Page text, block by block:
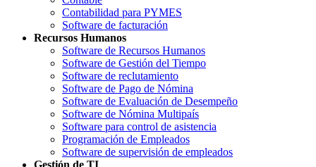
Contabilidad para PYMES
Software de facturación
Recursos Humanos
Software de Recursos Humanos
Software de Gestión del Tiempo
Software de reclutamiento
Software de Pago de Nómina
Software de Evaluación de Desempeño
Software de Nómina Multipaís
Software para control de asistencia
Programación de Empleados
Software de supervisión de empleados
Gestión de TI